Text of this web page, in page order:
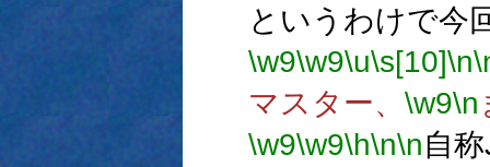
というわけで今
\w9\w9\u\s[10]\n
マスター、 \w9\n
\w9\w9\h\n\n自